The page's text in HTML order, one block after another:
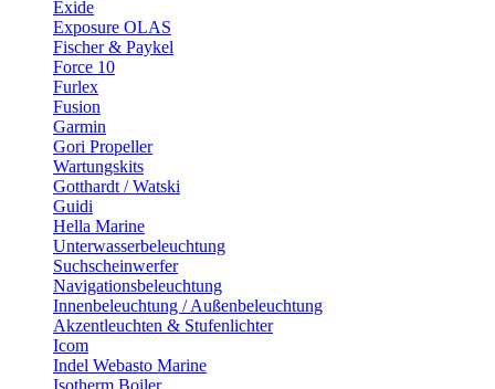
Exide
Exposure OLAS
Fischer & Paykel
Force 10
Furlex
Fusion
Garmin
Gori Propeller
Wartungskits
Gotthardt / Watski
Guidi
Hella Marine
Unterwasserbeleuchtung
Suchscheinwerfer
Navigationsbeleuchtung
Innenbeleuchtung / Außenbeleuchtung
Akzentleuchten & Stufenlichter
Icom
Indel Webasto Marine
Isotherm Boiler